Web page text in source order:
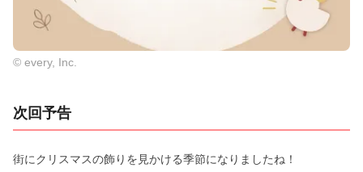
© every, Inc.
次回予告
街にクリスマスの飾りを見かける季節になりましたね！